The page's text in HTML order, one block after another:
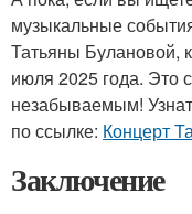
музыкальные
Татьяны Булановой,
июля 2025 года. Это
незабываемым!
по ссылке: Концерт
Заключение